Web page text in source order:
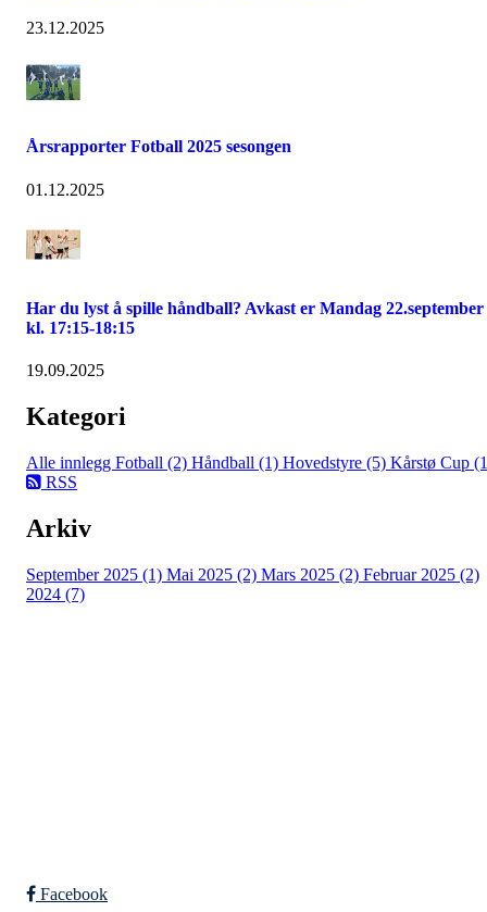
23.12.2025
Årsrapporter Fotball 2025 sesongen
01.12.2025
Har du lyst å spille håndball? Avkast er Mandag 22.september
kl. 17:15-18:15
19.09.2025
Kategori
Alle innlegg Fotball (2) Håndball (1) Hovedstyre (5) Kårstø Cup
RSS
Arkiv
September 2025 (1) Mai 2025 (2) Mars 2025 (2) Februar 2025 (2)
2024 (7)
Facebook